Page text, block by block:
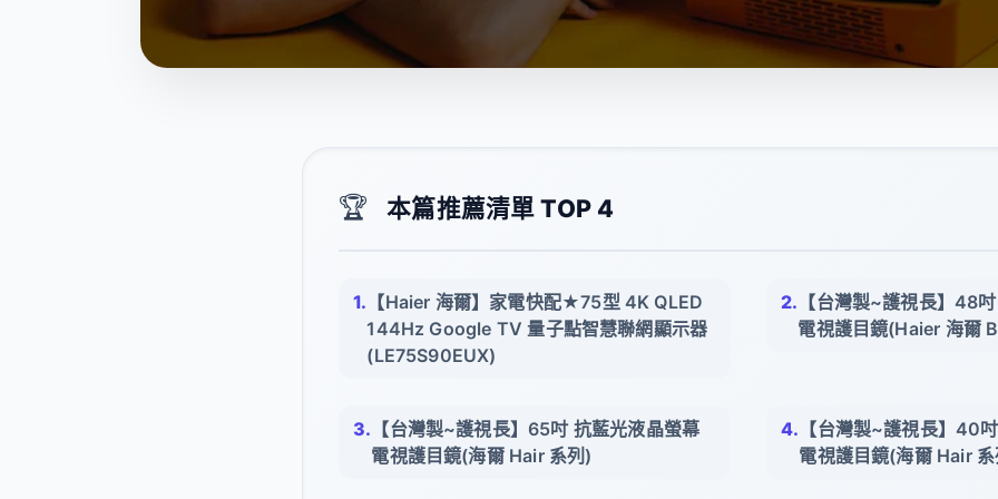
🏆 本篇推薦清單 TOP 4
【Haier 海爾】家電快配★75型 4K QLED
144Hz Google TV 量子點智慧聯網顯示器
(LE75S90EUX)
【台灣製~護視長】48
電視護目鏡(Haier 海爾
【台灣製~護視長】65吋 抗藍光液晶螢幕
電視護目鏡(海爾 Hair 系列)
【台灣製~護視長】40
電視護目鏡(海爾 Hair